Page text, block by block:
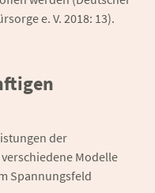
e. V. 2018: 13).
der
Modelle
Spannungsfeld